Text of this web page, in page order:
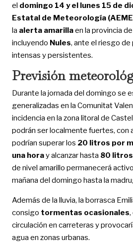
el domingo 14 y el lunes 15 de
Estatal de Meteorología
la alerta amarillaen la provincia
incluyendo Nules, ante el riesgo
intensas y persistentes.
Previsión
Durante la jornada del domingo se
generalizadas en la Comunitat
incidencia en la zona litoral de
podrán ser localmente fuertes, con
podrían superar los 20 litros por
una horay alcanzar hasta 80 litros
de nivel amarillo permanecerá
mañana del domingo hasta la
Además de la lluvia, la borrasca
consigo tormentas ocasionales,
circulación en carreteras y
agua en zonas urbanas.